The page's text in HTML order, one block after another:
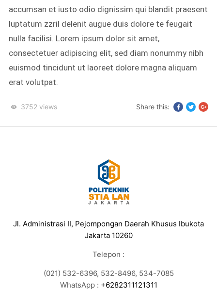
accumsan et iusto odio dignissim qui blandit praesent
luptatum zzril delenit augue duis dolore te feugait
nulla facilisi. Lorem ipsum dolor sit amet,
consectetuer adipiscing elit, sed diam nonummy nibh
euismod tincidunt ut laoreet dolore magna aliquam
erat volutpat.
3752 views Share this:
Jl. Administrasi II, Pejompongan Daerah Khusus Ibukota
Jakarta 10260
Telepon :
(021) 532-6396, 532-8496, 534-7085
WhatsApp : +6282311121311